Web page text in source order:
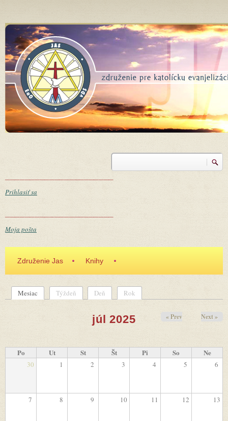
Vyhľadávanie
Prihlasiť sa
Moja pošta
Združenie Jas Knihy
Mesiac (aktívna karta)
Týždeň Deň Rok
júl 2025 « Prev Next »
Po Ut St Št Pi So Ne
30 1 2 3 4 5 6
7 8 9 10 11 12 13